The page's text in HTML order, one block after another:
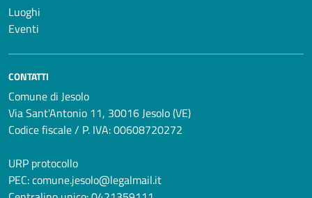
Luoghi
Eventi
CONTATTI
Comune di Jesolo
Via Sant'Antonio 11, 30016 Jesolo (VE)
Codice fiscale / P. IVA: 00608720272
URP protocollo
PEC:comune.jesolo@legalmail.it